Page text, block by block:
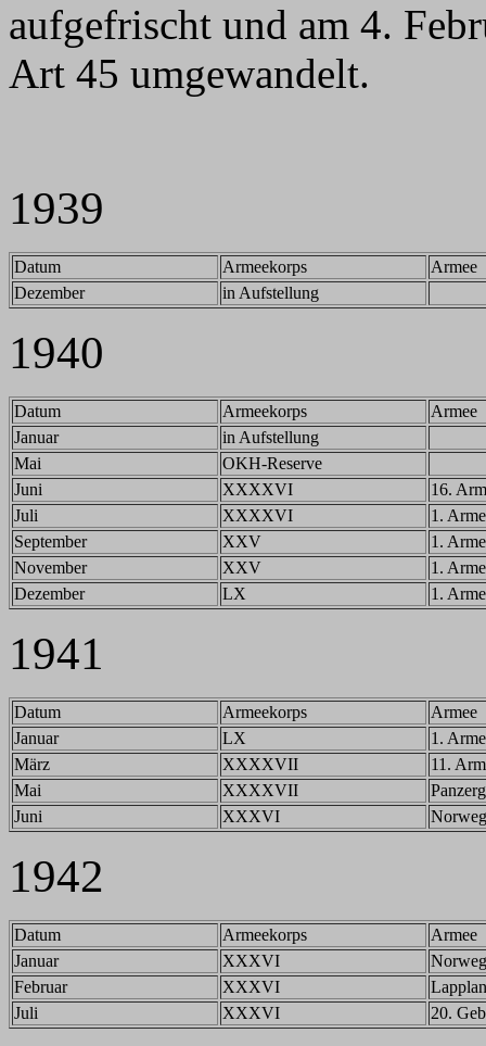
aufgefrischt und am 4.
Art 45 umgewandelt.
1939
Datum Armeekorps
Armee
Dezember
in Aufstellung
1940
Datum Armeekorps
Armee
Januar
in Aufstellung
Mai
OKH-Reserve
Juni
XXXXVI
16.
Juli
XXXXVI
1.
September
XXV
1.
November
XXV
1.
Dezember
LX 1.
1941
Datum Armeekorps
Armee
Januar
LX
1.
März
XXXXVII
11.
Mai
XXXXVII
Juni
XXXVI
1942
Datum Armeekorps
Armee
Januar
XXXVI
Februar
XXXVI
Juli
XXXVI 20.